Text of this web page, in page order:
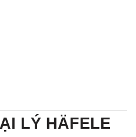
LÝ HÄFELE